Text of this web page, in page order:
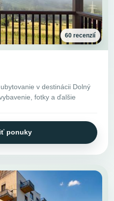
60 recenzií
v destinácii Dolný
fotky a ďalšie
ponuky